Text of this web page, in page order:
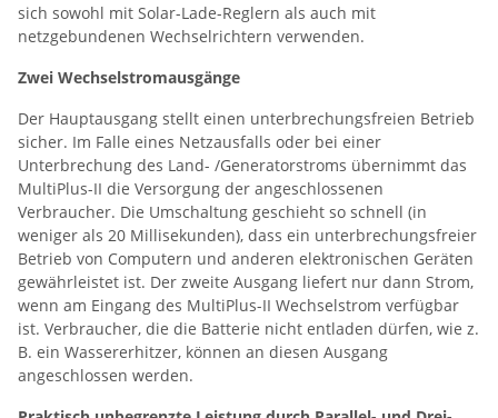
sich sowohl mit Solar-Lade-Reglern als auch mit
netzgebundenen Wechselrichtern verwenden.
Zwei Wechselstromausgänge
Der Hauptausgang stellt einen unterbrechungsfreien Betrieb
sicher. Im Falle eines Netzausfalls oder bei einer
Unterbrechung des Land- /Generatorstroms übernimmt das
MultiPlus-II die Versorgung der angeschlossenen
Verbraucher. Die Umschaltung geschieht so schnell (in
weniger als 20 Millisekunden), dass ein unterbrechungsfreier
Betrieb von Computern und anderen elektronischen Geräten
gewährleistet ist. Der zweite Ausgang liefert nur dann Strom,
wenn am Eingang des MultiPlus-II Wechselstrom verfügbar
ist. Verbraucher, die die Batterie nicht entladen dürfen, wie z.
B. ein Wassererhitzer, können an diesen Ausgang
angeschlossen werden.